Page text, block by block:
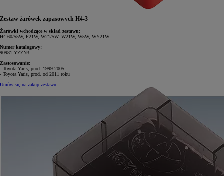
Zestaw żarówek zapasowych H4-3
Żarówki wchodzące w skład zestawu:
H4 60/55W, P21W, W21/5W, W21W, W5W, WY21W
Numer katalogowy:
90981-YZZN3
Zastosowanie:
- Toyota Yaris, prod. 1999-2005
- Toyota Yaris, prod. od 2011 roku
Umów się na zakup zestawu